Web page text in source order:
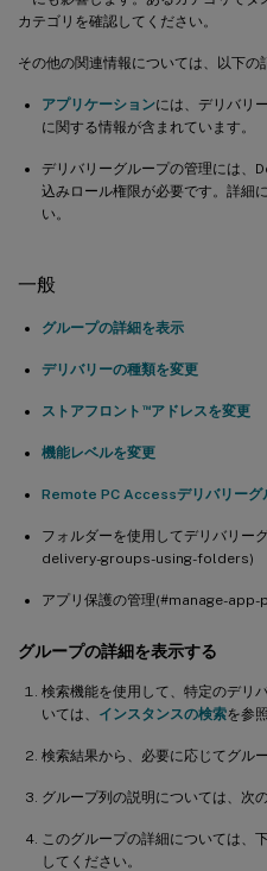
カテゴリを確認してください。
その他の関連情報については、以下の
アプリケーションには、デリバリ
に関する情報が含まれています。
デリバリーグループの管理には
込みロール権限が必要です。詳細に
い。
一般
グループの詳細を表示
デリバリーの種類を変更
ストアフロント ™アドレスを変更
機能レベルを変更
Remote PC Accessデリバリーグ
フォルダーを使用してデリバリー
delivery-groups-using-folders)
アプリ保護の管理(#manage-
グループの詳細を表示する
検索機能を使用して、特定のデリ
いては、 インスタンスの検索を参
検索結果から、必要に応じてグル
グループ列の説明については、次
このグループの詳細については、
してください。